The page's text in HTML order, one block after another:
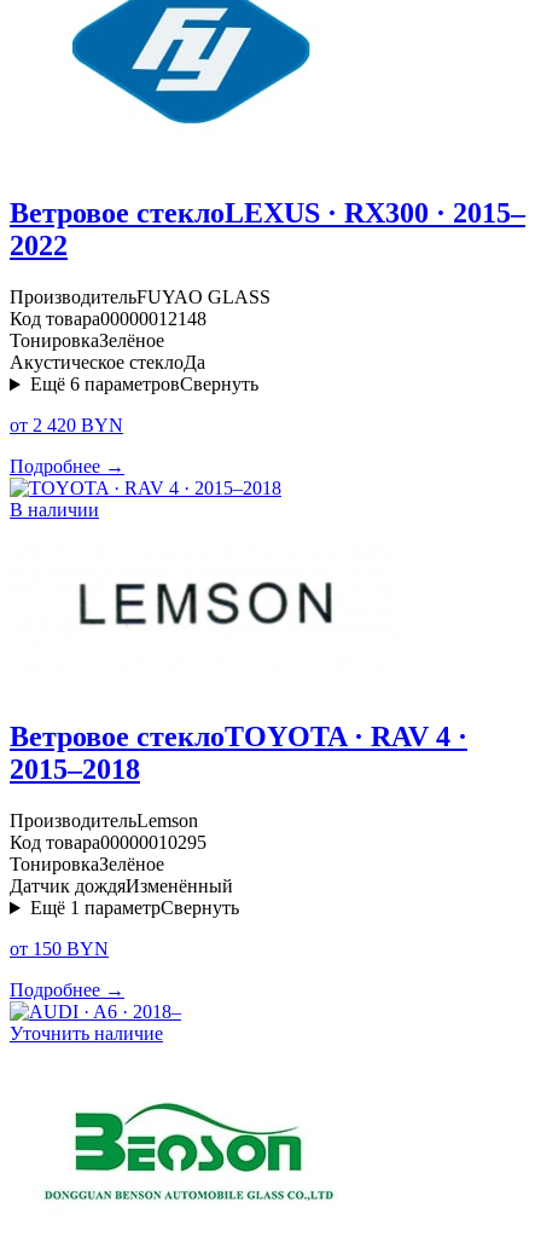
Ветровое стеклоLEXUS · RX300 · 2015–
2022
ПроизводительFUYAO GLASS
Код товара00000012148
ТонировкаЗелёное
Акустическое стеклоДа
Ещё 6 параметровСвернуть
от 2 420 BYN
Подробнее →
В наличии
Ветровое стеклоTOYOTA · RAV 4 ·
2015–2018
ПроизводительLemson
Код товара00000010295
ТонировкаЗелёное
Датчик дождяИзменённый
Ещё 1 параметрСвернуть
от 150 BYN
Подробнее →
Уточнить наличие